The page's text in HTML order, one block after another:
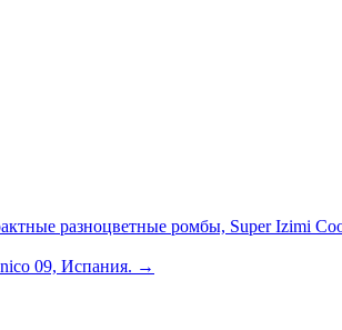
разноцветные ромбы, Super Izimi
09, Испания. →